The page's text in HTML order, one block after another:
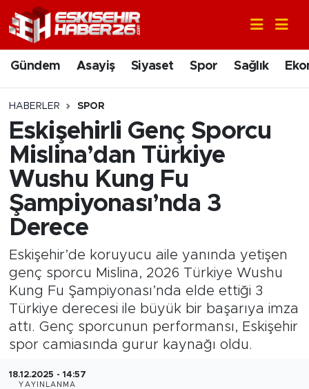
Gündem Asayiş Siyaset Spor Sağlık
HABERLER SPOR
Eskişehirli Genç Sporcu
Mislina’dan Türkiye
Wushu Kung Fu
Şampiyonası’nda 3
Derece
Eskişehir’de koruyucu aile yanında yetişen
genç sporcu Mislina, 2026 Türkiye Wushu
Kung Fu Şampiyonası’nda elde ettiği 3
Türkiye derecesi ile büyük bir başarıya imza
attı. Genç sporcunun performansı, Eskişehir
spor camiasında gurur kaynağı oldu.
18.12.2025 - 14:57
YAYINLANMA
Gündem
Asayiş
Siyaset
Spor
Ekonomi
Eğitim
Sanat
Bölge
Teknoloji
Nöbetçi Eczaneler
Hava Durumu
Trafik Durumu
Süper Lig Puan Durumu ve Fikstür
Tüm Manşetler
Son Dakika Haberleri
Haber Arşivi